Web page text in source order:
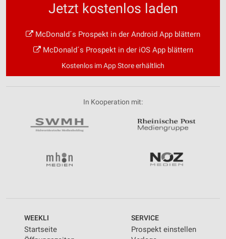
Jetzt kostenlos laden
McDonald´s Prospekt in der Android App blättern
McDonald´s Prospekt in der iOS App blättern
Kostenlos im App Store erhältlich
In Kooperation mit:
WEEKLI
Startseite
SERVICE
Prospekt einstellen